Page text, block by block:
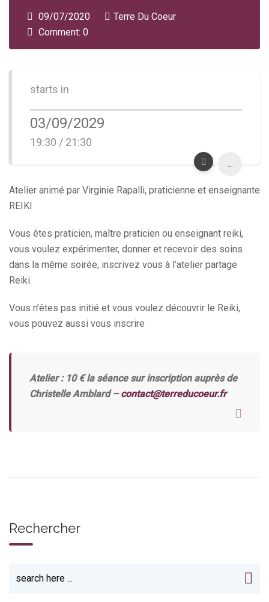
09/07/2020
Terre Du Coeur
Comment: 0
starts in
03/09/2029
19:30 / 21:30
...
Atelier animé par Virginie Rapalli, praticienne et enseignante
REIKI
Vous êtes praticien, maître praticien ou enseignant reiki,
vous voulez expérimenter, donner et recevoir des soins
dans la même soirée, inscrivez vous à l’atelier partage
Reiki.
Vous n’êtes pas initié et vous voulez découvrir le Reiki,
vous pouvez aussi vous inscrire
Atelier : 10 € la séance sur inscription auprès de
Christelle Amblard –contact@terreducoeur.fr
Rechercher